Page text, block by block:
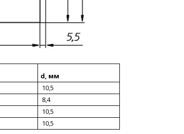
d, мм
10,5
8,4
10,5
10,5